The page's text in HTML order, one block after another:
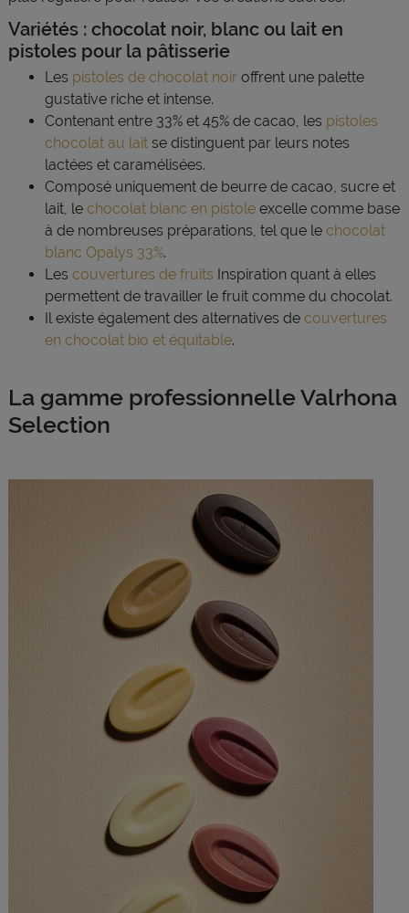
Variétés : chocolat noir, blanc ou lait en
pistoles pour la pâtisserie
Les pistoles de chocolat noir offrent une palette
gustative riche et intense.
Contenant entre 33% et 45% de cacao, les pistoles
chocolat au lait se distinguent par leurs notes
lactées et caramélisées.
Composé uniquement de beurre de cacao, sucre et
lait, le chocolat blanc en pistole excelle comme base
à de nombreuses préparations, tel que le chocolat
blanc Opalys 33%.
Les couvertures de fruits Inspiration quant à elles
permettent de travailler le fruit comme du chocolat.
Il existe également des alternatives de couvertures
en chocolat bio et équitable.
La gamme professionnelle Valrhona
Selection